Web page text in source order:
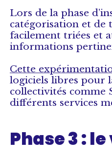
Lors de la phase
catégorisation et de
facilement triées et
informations
Cette
logiciels libres pour
collectivités comme
différents services
Phase 3 :